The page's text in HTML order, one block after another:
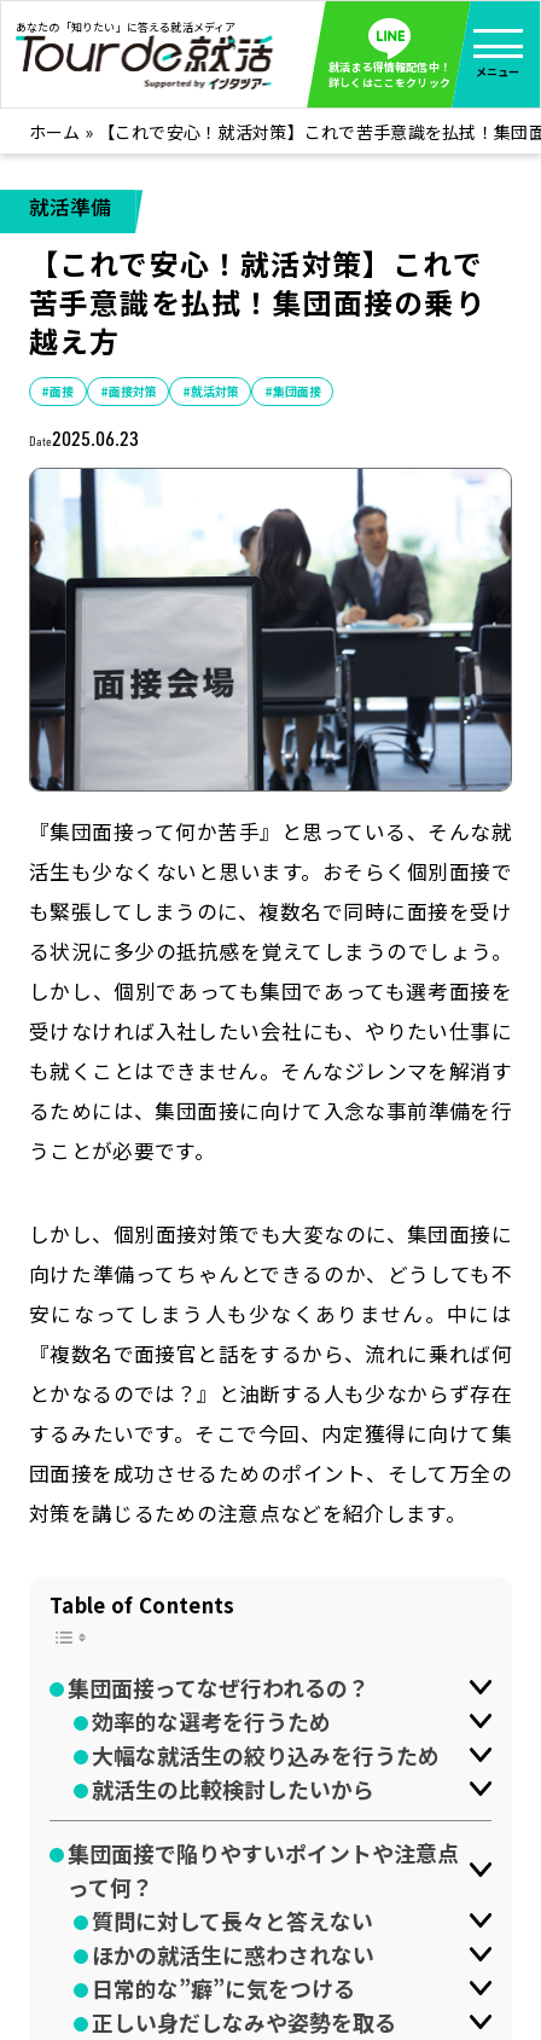
あなたの「知りたい」に答える就活メディア
就活まる得情報配信中！
詳しくはここをクリック
メニュー
就活ノウハウ 全て見る
企業まる見え！特捜部
みんなが知らない企業の裏側を徹底調査！
インタツアー活動レポ 全て見る
インタツアーを使ってどうだった？OBOG成功談
社会人インタビュー
社会人になった今、就活を振り返ってみた
学生就活ブログ
学生ライターが教える、今就活でやるべきこと
企業・業界研究はインタツアー
記事一覧
インタツアー活用法
LINE登録
運営会社
お問い合わせ
プライバシーポリシー
公式SNSはこちら
ホーム » 【これで安心！就活対策】これで苦手意識を払拭！集団
就活準備
【これで安心！就活対策】これで
苦手意識を払拭！集団面接の乗り
越え方
#面接 #面接対策 #就活対策 #集団面接
Date2025.06.23
『集団面接って何か苦手』と思っている、そんな就
活生も少なくないと思います。おそらく個別面接で
も緊張してしまうのに、複数名で同時に面接を受け
る状況に多少の抵抗感を覚えてしまうのでしょう。
しかし、個別であっても集団であっても選考面接を
受けなければ入社したい会社にも、やりたい仕事に
も就くことはできません。そんなジレンマを解消す
るためには、集団面接に向けて入念な事前準備を行
うことが必要です。
しかし、個別面接対策でも大変なのに、集団面接に
向けた準備ってちゃんとできるのか、どうしても不
安になってしまう人も少なくありません。中には
『複数名で面接官と話をするから、流れに乗れば何
とかなるのでは？』と油断する人も少なからず存在
するみたいです。そこで今回、内定獲得に向けて集
団面接を成功させるためのポイント、そして万全の
対策を講じるための注意点などを紹介します。
Table of Contents
集団面接ってなぜ行われるの？
効率的な選考を行うため
大幅な就活生の絞り込みを行うため
就活生の比較検討したいから
集団面接で陥りやすいポイントや注意点
って何？
質問に対して長々と答えない
ほかの就活生に惑わされない
日常的な”癖”に気をつける
正しい身だしなみや姿勢を取る